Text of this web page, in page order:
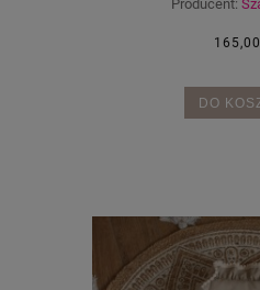
Producent:
DO